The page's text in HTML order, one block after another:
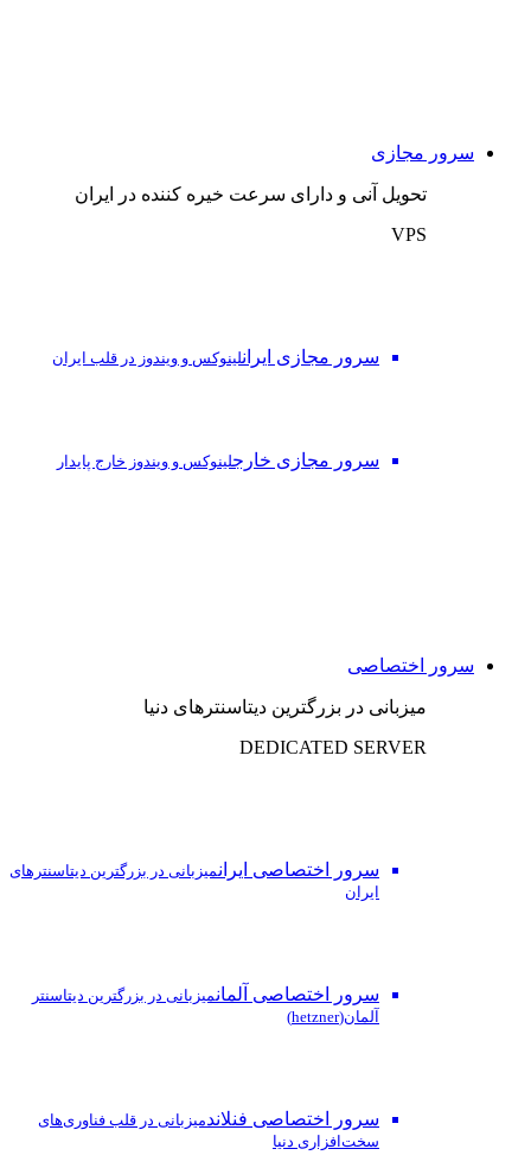
سرور مجازی
تحویل آنی و دارای سرعت خیره کننده در ایران
VPS
سرور مجازی ایرانلینوکس و ویندوز در قلب ایران
سرور مجازی خارجلینوکس و ویندوز خارج پایدار
سرور اختصاصی
میزبانی در بزرگترین دیتاسنترهای دنیا
DEDICATED SERVER
سرور اختصاصی ایرانمیزبانی در بزرگترین دیتاسنترهای
ایران
سرور اختصاصی آلمانمیزبانی در بزرگترین دیتاسنتر
آلمان(hetzner)
سرور اختصاصی فنلاندمیزبانی در قلب فناوری‌های
سخت‌افزاری دنیا